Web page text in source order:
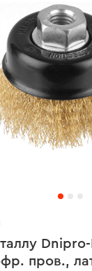
Dnipro-
пров.,